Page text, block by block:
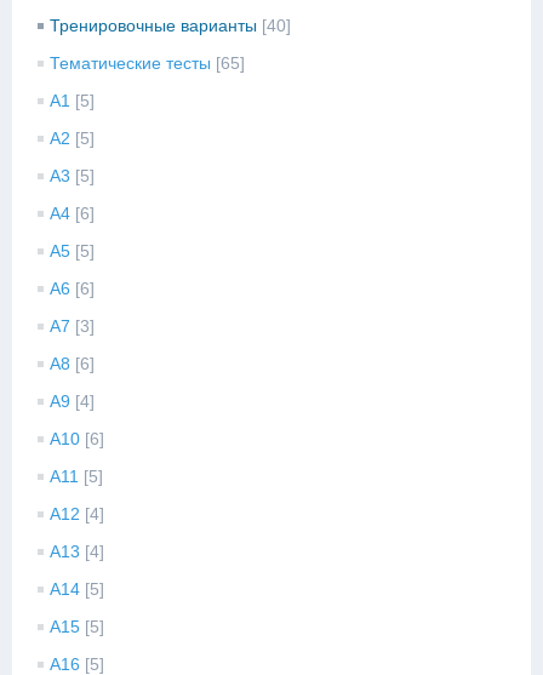
Тренировочные варианты [40]
Тематические тесты [65]
A1 [5]
A2 [5]
A3 [5]
A4 [6]
A5 [5]
A6 [6]
A7 [3]
A8 [6]
A9 [4]
A10 [6]
A11 [5]
A12 [4]
A13 [4]
A14 [5]
A15 [5]
A16 [5]